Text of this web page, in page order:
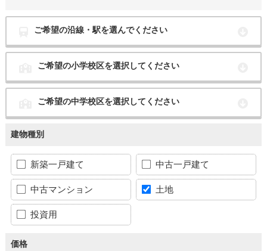
ご希望の沿線・駅を選んでください
ご希望の小学校区を選択してください
ご希望の中学校区を選択してください
建物種別
新築一戸建て 中古一戸建て
中古マンション 土地
投資用
価格